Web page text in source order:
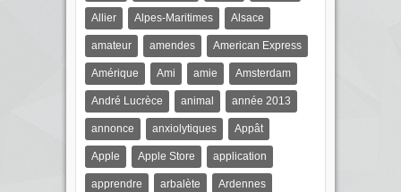
Allier Alpes-Maritimes Alsace
amateur amendes American Express
Amérique Ami amie Amsterdam
André Lucrèce animal année 2013
annonce anxiolytiques Appât
Apple Apple Store application
apprendre arbalète Ardennes